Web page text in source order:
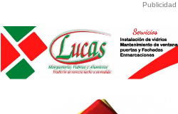
Publicidad